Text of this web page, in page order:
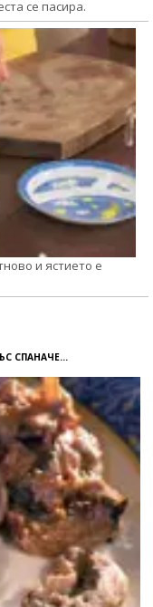
се пасира.
и ястието е
СПАНАЧЕ...